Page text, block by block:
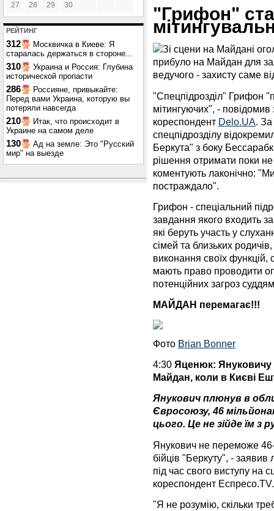
27 28 29 30
РЕЙТИНГ
312
Москвичка в Киеве: Я
старалась держаться в стороне...
310
Украина и Россия: Глубина
исторической пропасти
286
Россияне, привыкайте:
Перед вами Украина, которую вы
потеряли навсегда
210
Итак, что происходит в
Украине на самом деле
130
Ад на земле: Это "Русский
мир" на выезде
"Грифон"
Зі сцени на Майдані
прибуло на Майдан для
ведучого - захисту саме
"Спецпідрозділ" Грифон
мітингуючих", -
кореспондент Delo.UA .
спецпідрозділу
Беркута" з боку
рішення отримати поки
коментують лаконічно:
постраждало".
Грифон - спеціальний
завдання якого входить
які беруть участь у
сімей та близьких
виконання своїх функцій,
мають право проводити
потенційних загроз
МАЙДАН перемагає!!!
Фото Brian Bonner
4:30 Яценюк: Януковичу
Майдан, коли в Києві
Янукович плюнув в
Євросоюзу, 46
цього. Це не зійде їм з
Янукович не переможе
бійців "Беркуту", -
під час свого виступу на
кореспондент Еспресо.TV.
"Я не розумію, скільки